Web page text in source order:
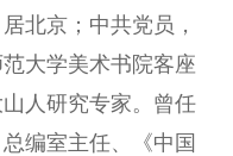
北京；中共党员，
大学美术书院客座
人研究专家。曾任
编室主任、《中国